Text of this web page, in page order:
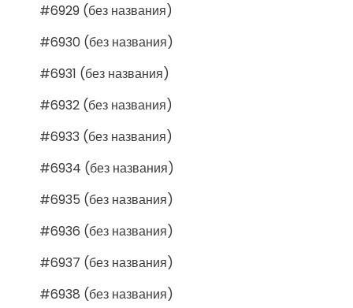
#6929 (без названия)
#6930 (без названия)
#6931 (без названия)
#6932 (без названия)
#6933 (без названия)
#6934 (без названия)
#6935 (без названия)
#6936 (без названия)
#6937 (без названия)
#6938 (без названия)